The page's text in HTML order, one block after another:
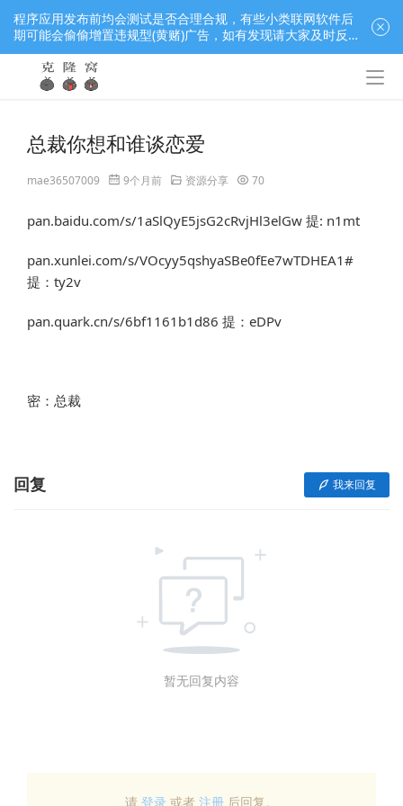
总裁你想和谁谈恋爱
mae36507009 9个月前 资源分享 70
pan.baidu.com/s/1aSlQyE5jsG2cRvjHl3elGw 提: n1mt
pan.xunlei.com/s/VOcyy5qshyaSBe0fEe7wTDHEA1#
提：ty2v
pan.quark.cn/s/6bf1161b1d86 提：eDPv
密：总裁
回复 我来回复
暂无回复内容
请 登录 或者 注册 后回复。
程序应用发布前均会测试是否合理合规，有些小类联网软件后
期可能会偷偷增置违规型(黄赌)广告，如有发现请大家及时反
馈窝长进行处理，共同监督维护良好的程序应用下载社区！